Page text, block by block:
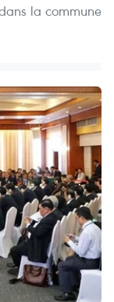
la commune